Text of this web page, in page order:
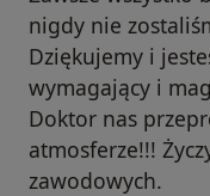
nigdy nie
Dziękujemy i
wymagający i
Doktor nas
atmosferze!!!
zawodowych.